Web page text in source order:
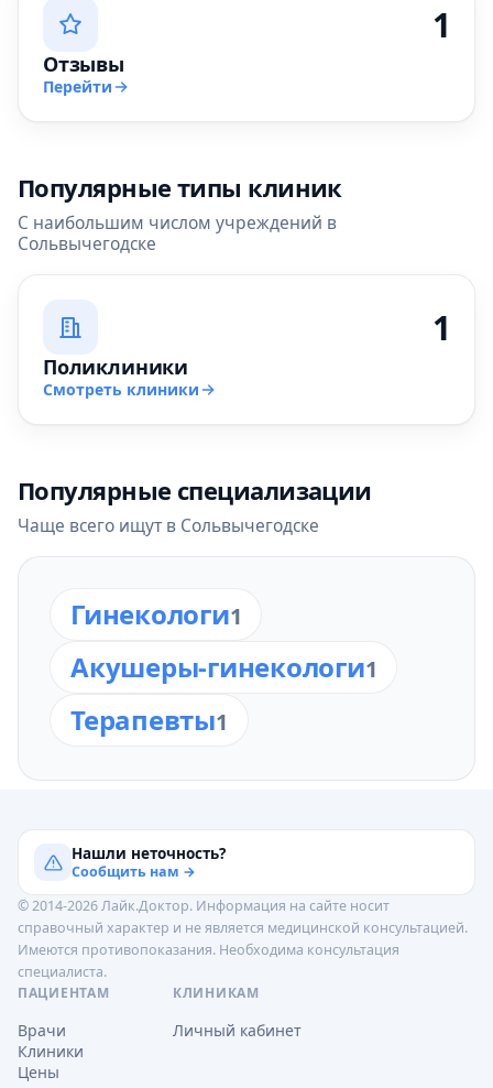
1
Отзывы
Перейти
Популярные типы клиник
С наибольшим числом учреждений в
Сольвычегодске
1
Поликлиники
Смотреть клиники
Популярные специализации
Чаще всего ищут в Сольвычегодске
Гинекологи1
Акушеры-гинекологи1
Терапевты1
Нашли неточность?
Сообщить нам →
© 2014-2026 Лайк.Доктор. Информация на сайте носит
справочный характер и не является медицинской консультацией.
Имеются противопоказания. Необходима консультация
специалиста.
ПАЦИЕНТАМ
Врачи
Клиники
Цены
КЛИНИКАМ
Личный кабинет